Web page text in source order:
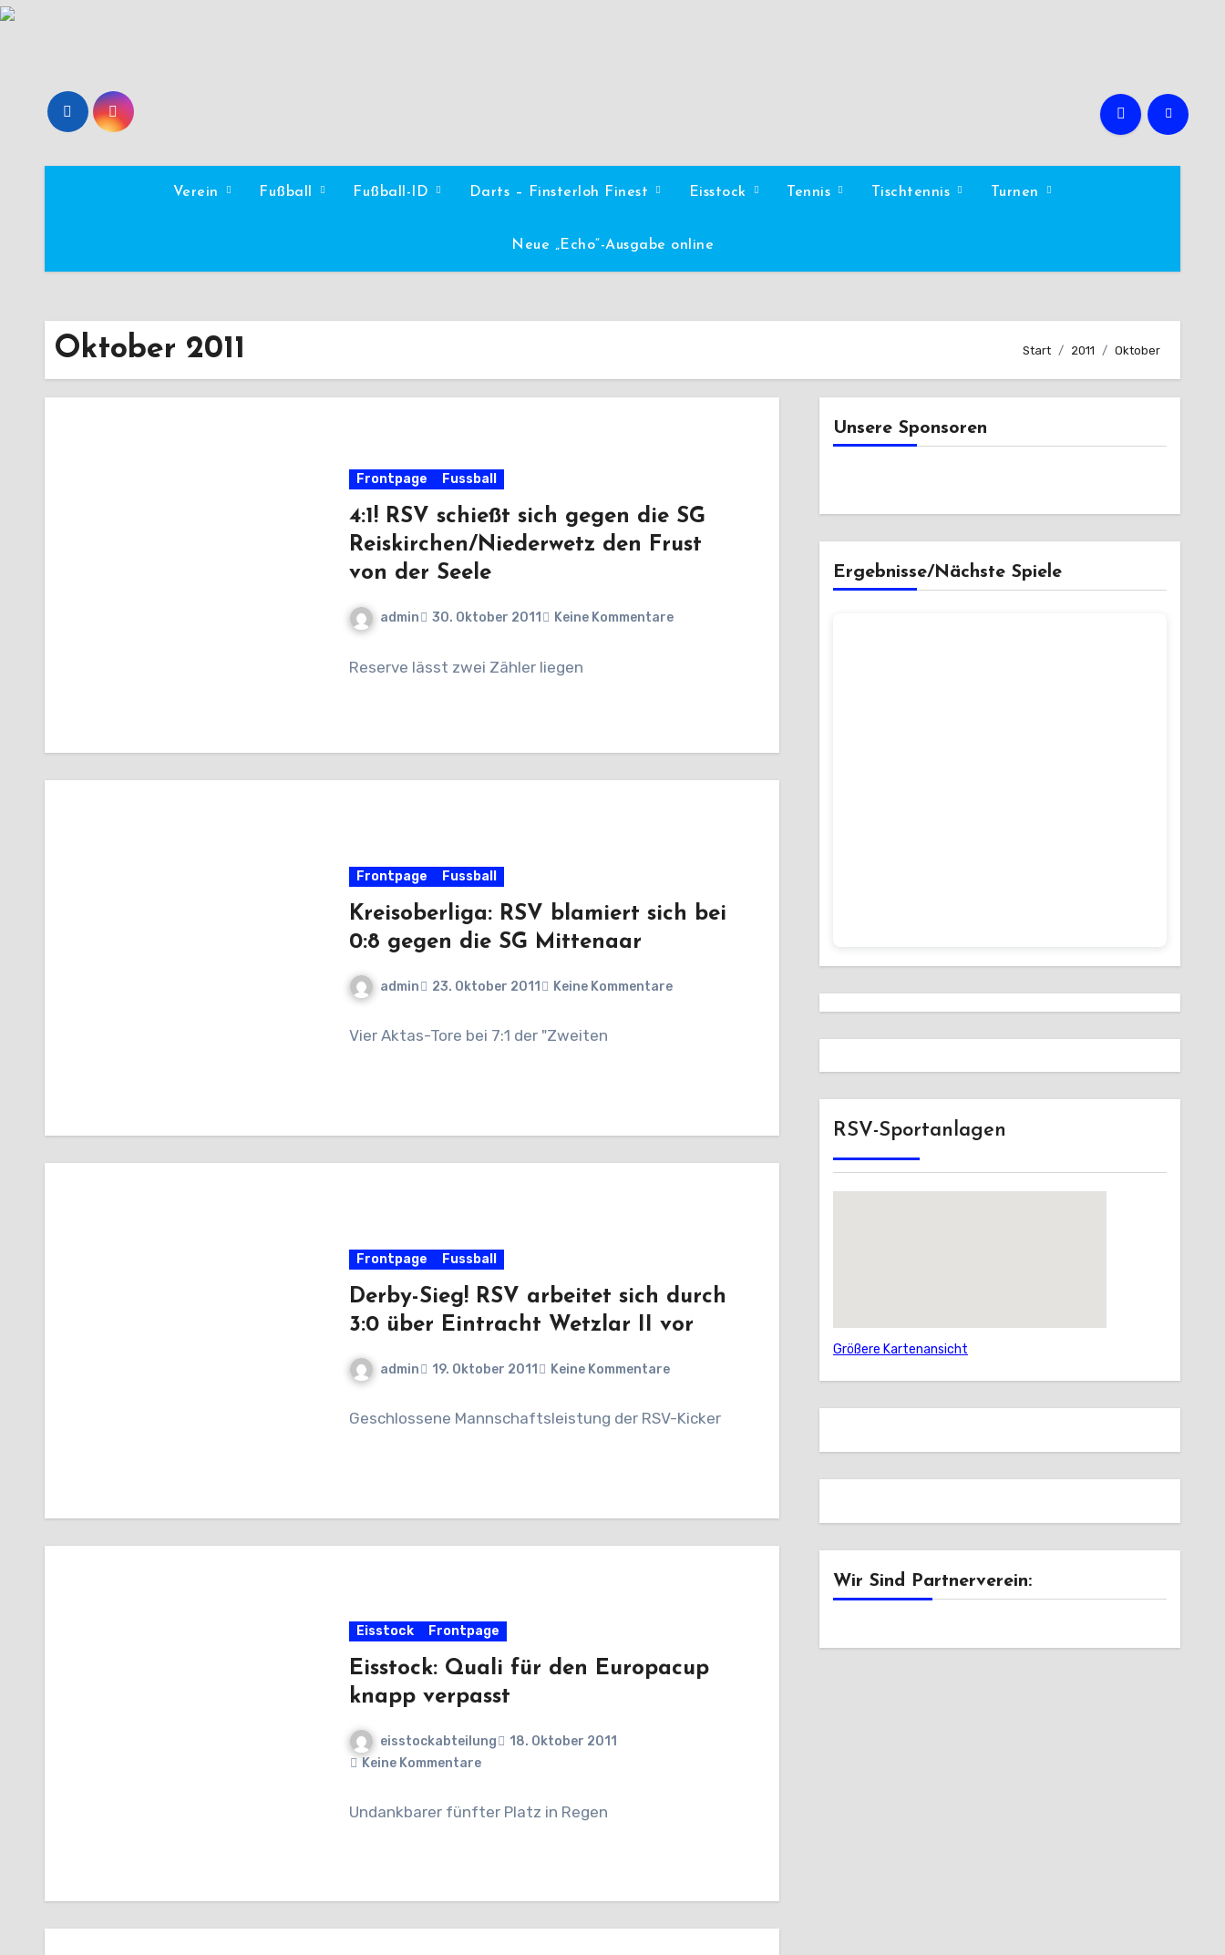
Zum
Verein Fußball Fußball-ID Darts – Finsterloh Finest Eisstock Tennis Tischtennis Turnen
Neue „Echo“-Ausgabe online
Oktober 2011 Start 2011 Oktober
Frontpage Fussball
4:1! RSV schießt sich gegen die SG
Reiskirchen/Niederwetz den Frust
von der Seele
admin 30. Oktober 2011 Keine Kommentare
Reserve lässt zwei Zähler liegen
Frontpage Fussball
Kreisoberliga: RSV blamiert sich bei
0:8 gegen die SG Mittenaar
admin 23. Oktober 2011 Keine Kommentare
Vier Aktas-Tore bei 7:1 der "Zweiten
Frontpage Fussball
Derby-Sieg! RSV arbeitet sich durch
3:0 über Eintracht Wetzlar II vor
admin 19. Oktober 2011 Keine Kommentare
Geschlossene Mannschaftsleistung der RSV-Kicker
Eisstock Frontpage
Eisstock: Quali für den Europacup
knapp verpasst
eisstockabteilung
18. Oktober 2011
Keine Kommentare
Undankbarer fünfter Platz in Regen
Unsere Sponsoren
Ergebnisse/Nächste Spiele
RSV-Sportanlagen
Größere Kartenansicht
Wir Sind Partnerverein: